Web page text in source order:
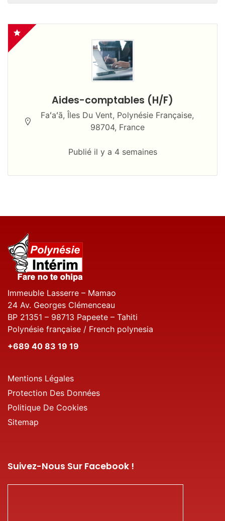
Aides-comptables (H/F)
Faʻaʻā, Îles Du Vent, Polynésie Française,
98704, France
Publié il y a 4 semaines
Immeuble Lasserre – Mamao
24 Av. Georges Clémenceau
BP 21351 – 98713 Papeete – Tahiti
Polynésie française / French polynesia
+689 40 83 19 19
Mentions Légales
Protection Des Données
Politique De Cookies
Sitemap
Suivez-Nous Sur Facebook !